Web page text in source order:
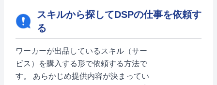
スキルから探してDSPの仕事を依頼す
る
ワーカーが出品しているスキル（サー
ビス）を購入する形で依頼する方法で
す。 あらかじめ提供内容が決まってい